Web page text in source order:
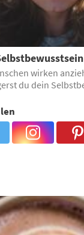
wirken
du dein